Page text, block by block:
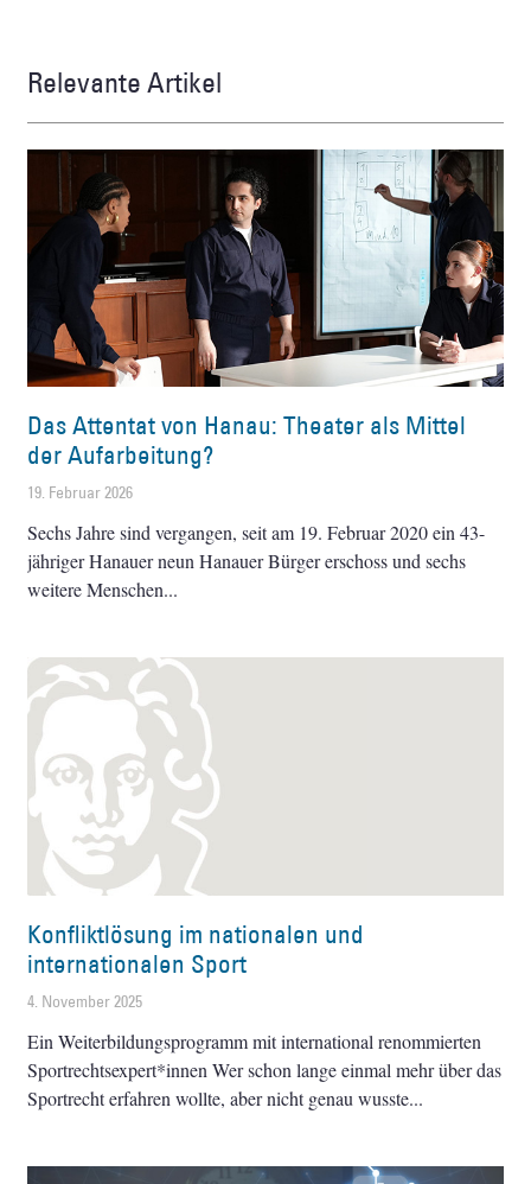
Relevante Artikel
Das Attentat von Hanau: Theater als Mittel
der Aufarbeitung?
19. Februar 2026
Sechs Jahre sind vergangen, seit am 19. Februar 2020 ein 43-
jähriger Hanauer neun Hanauer Bürger erschoss und sechs
weitere Menschen
Konfliktlösung im nationalen und
internationalen Sport
4. November 2025
Ein Weiterbildungsprogramm mit international renommierten
Sportrechtsexpert*innen Wer schon lange einmal mehr über das
Sportrecht erfahren wollte, aber nicht genau wusste